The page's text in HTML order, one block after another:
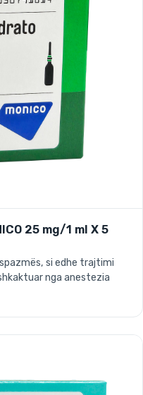
25 mg/1 ml X 5
si edhe trajtimi
nga anestezia